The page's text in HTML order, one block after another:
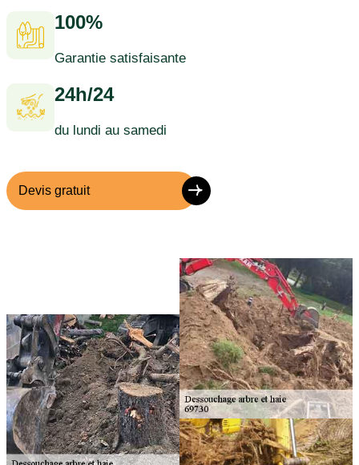
100%
Garantie satisfaisante
24h/24
du lundi au samedi
Devis gratuit